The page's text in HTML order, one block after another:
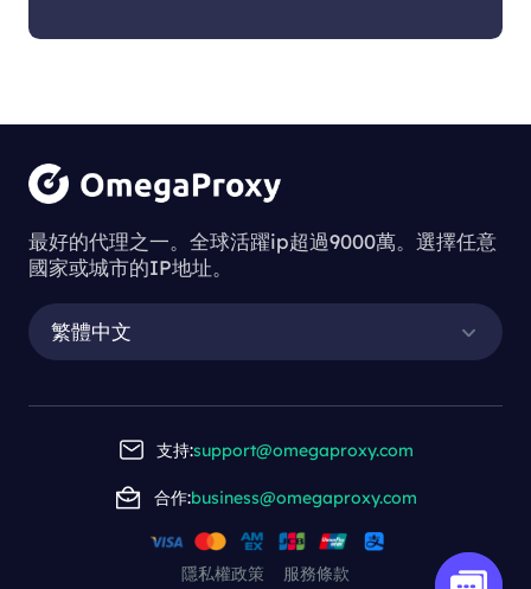
最好的代理之一。全球活躍ip超過9000萬。選擇任意
國家或城市的IP地址。
繁體中文
支持:support@omegaproxy.com
合作:business@omegaproxy.com
隱私權政策 服務條款